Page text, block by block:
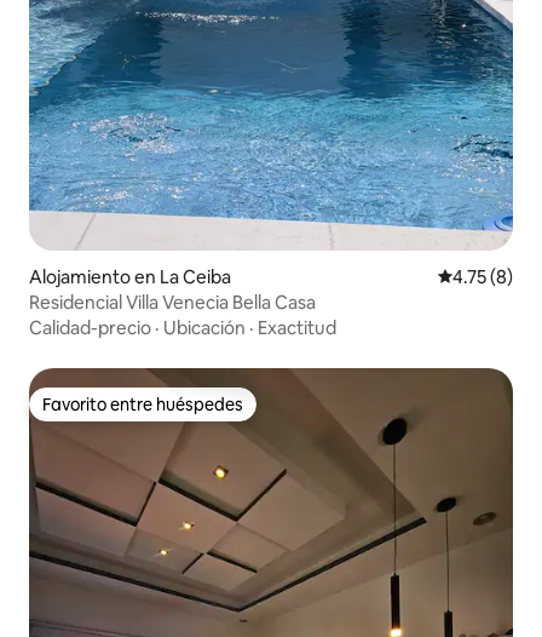
Alojamiento en La Ceiba Calificación
4.75 (8)
Residencial Villa Venecia Bella Casa
Calidad-precio · Ubicación · Exactitud
Favorito entre huéspedes
Favorito entre huéspedes